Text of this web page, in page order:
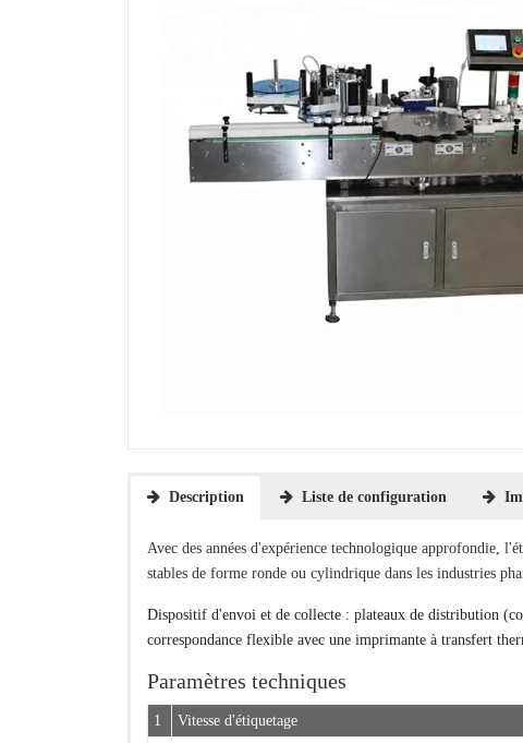
Description Liste de configuration
Avec des années d'expérience technologique approfondie,
stables de forme ronde ou cylindrique dans les industries
Dispositif d'envoi et de collecte : plateaux de distribution
correspondance flexible avec une imprimante à transfert
Paramètres techniques
1 Vitesse d'étiquetage